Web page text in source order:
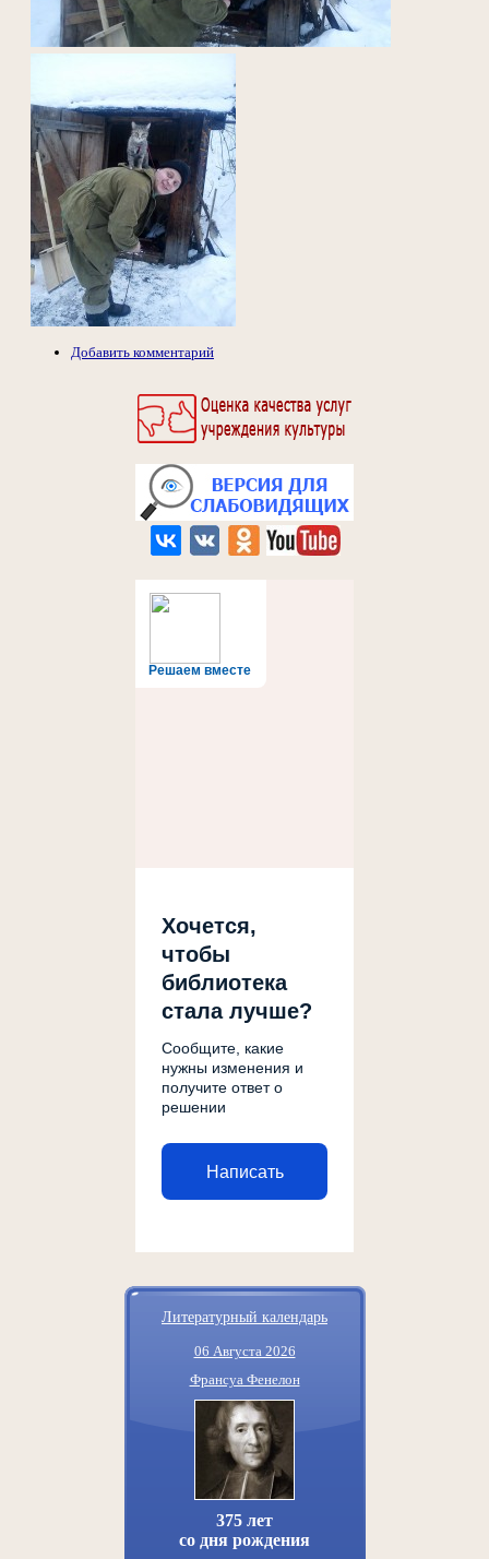
Решаем вместе
Хочется,
чтобы
библиотека
стала лучше?
Сообщите, какие
нужны изменения и
получите ответ о
решении
Написать
Литературный календарь
06 Августа 2026
Франсуа Фенелон
375 лет
со дня рождения
Добавить комментарий